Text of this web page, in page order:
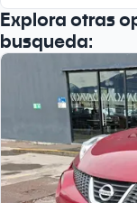
Explora otras
busqueda: